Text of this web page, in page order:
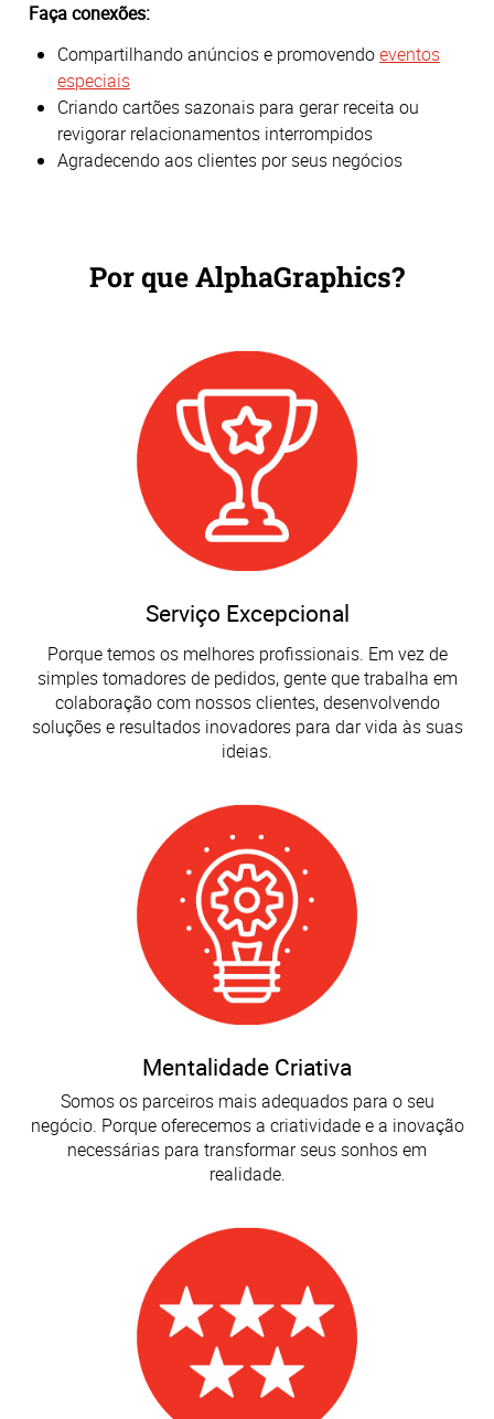
Faça conexões:
Compartilhando anúncios e promovendoeventos
especiais
Criando cartões sazonais para gerar receita ou
revigorar relacionamentos interrompidos
Agradecendo aos clientes por seus negócios
Por que AlphaGraphics?
Serviço Excepcional
Porque temos os melhores profissionais. Em vez de
simples tomadores de pedidos, gente que trabalha em
colaboração com nossos clientes, desenvolvendo
soluções e resultados inovadores para dar vida às suas
ideias.
Mentalidade Criativa
Somos os parceiros mais adequados para o seu
negócio. Porque oferecemos a criatividade e a inovação
necessárias para transformar seus sonhos em
realidade.